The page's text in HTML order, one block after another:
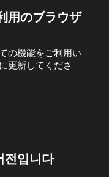
用のブラウザ
の機能をご利用い
更新してくださ
전입니다